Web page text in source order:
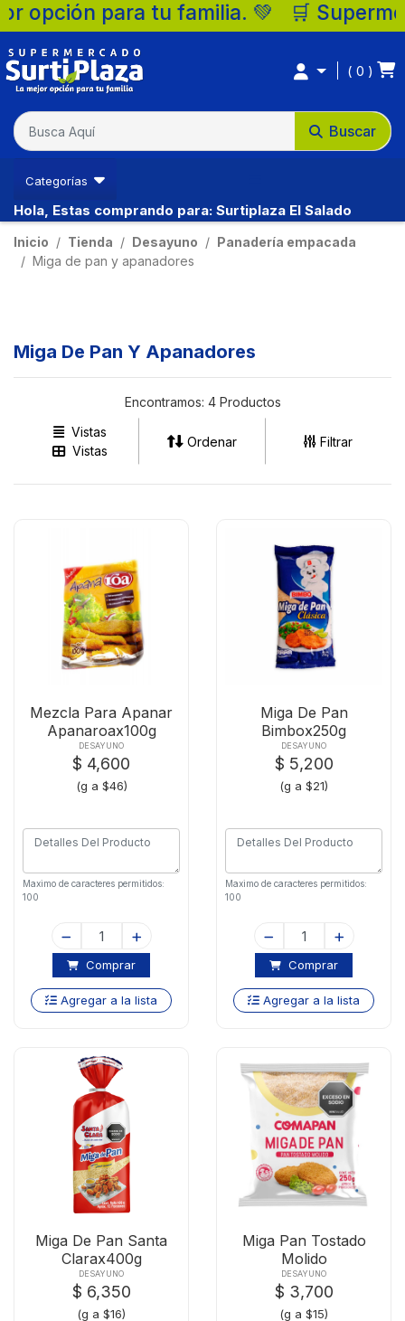
para tu familia. 💚 🛒
Buscar
0
Categorías
Hola, Estas comprando para: Surtiplaza El Salado
Inicio Tienda Desayuno
Panadería empacada
Miga de pan y apanadores
Miga De Pan Y Apanadores
Encontramos: 4 Productos
Vistas
Vistas
Ordenar Filtrar
Mezcla Para Apanar
Apanaroax100g
DESAYUNO
$ 4,600
(g a $46)
Maximo de caracteres permitidos:
100
Comprar
Agregar a la lista
Miga De Pan
Bimbox250g
DESAYUNO
$ 5,200
(g a $21)
Maximo de caracteres permitidos:
100
Comprar
Agregar a la lista
Miga De Pan Santa
Clarax400g
DESAYUNO
$ 6,350
(g a $16)
Miga Pan Tostado
Molido
Comapanx250gr
DESAYUNO
$ 3,700
(g a $15)